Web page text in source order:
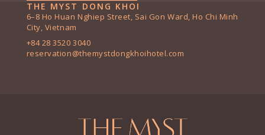
THE MYST DONG KHOI
6–8 Ho Huan Nghiep Street, Sai Gon Ward, Ho Chi Minh
City, Vietnam
+84 28 3520 3040
reservation@themystdongkhoihotel.com